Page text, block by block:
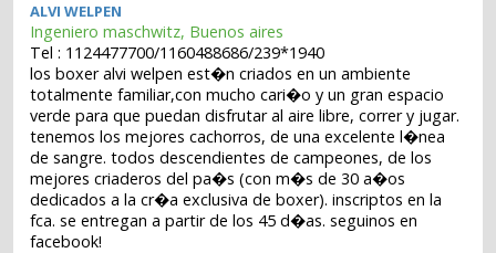
ALVI WELPEN
Ingeniero maschwitz, Buenos aires
Tel : 1124477700/1160488686/239*1940
los boxer alvi welpen est�n criados en un ambiente
totalmente familiar,con mucho cari�o y un gran espacio
verde para que puedan disfrutar al aire libre, correr y jugar.
tenemos los mejores cachorros, de una excelente l�nea
de sangre. todos descendientes de campeones, de los
mejores criaderos del pa�s (con m�s de 30 a�os
dedicados a la cr�a exclusiva de boxer). inscriptos en la
fca. se entregan a partir de los 45 d�as. seguinos en
facebook!